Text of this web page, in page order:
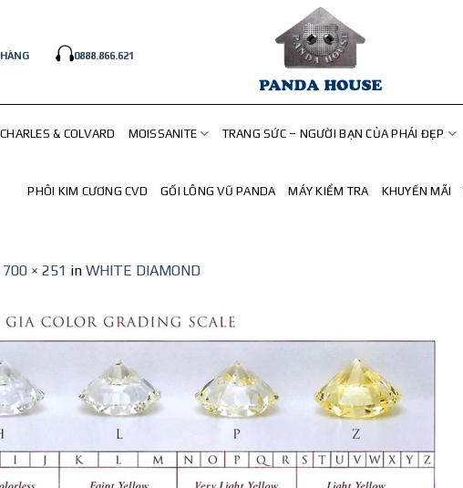
0888.866.621
CHARLES & COLVARD MOISSANITE TRANG SỨC – NGƯỜI BẠN CỦA PHÁI ĐẸP
PHÔI KIM CƯƠNG CVD GỐI LÔNG VŨ PANDA MÁY KIỂM TRA KHUYẾN MÃI
700 × 251 in WHITE DIAMOND